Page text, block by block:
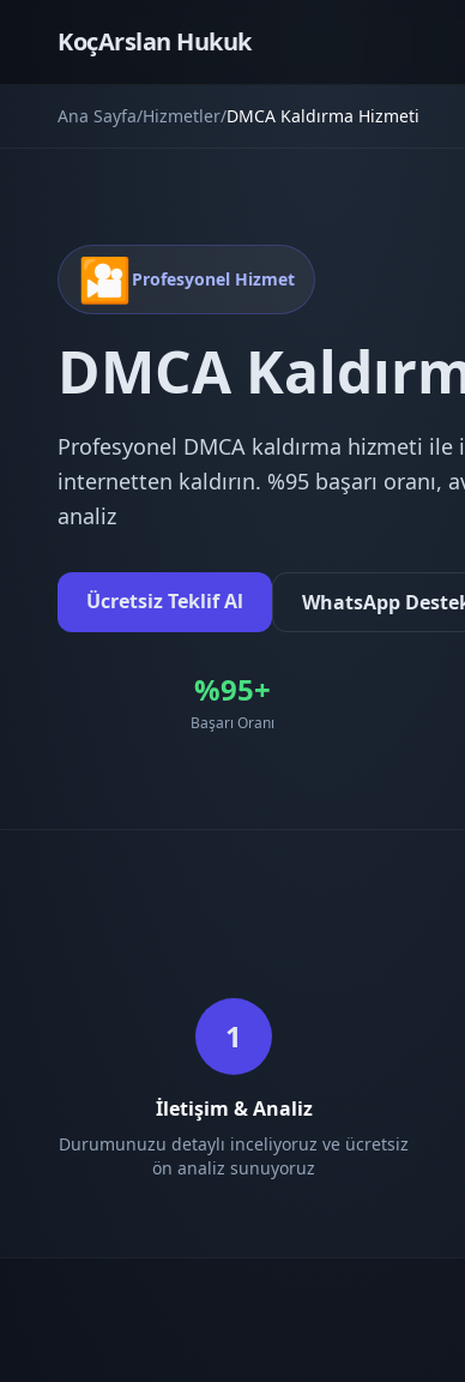
KoçArslan Hukuk
Ana Sayfa/Hizmetler/DMCA Kaldırma Hizmeti
🎦 Profesyonel Hizmet
DMCA
Profesyonel DMCA kaldırma hizmeti
internetten kaldırın. %95 başarı
analiz
Ücretsiz Teklif Al WhatsApp
%95+
Başarı Oranı
1
İletişim & Analiz
Durumunuzu detaylı inceliyoruz ve ücretsiz
ön analiz sunuyoruz